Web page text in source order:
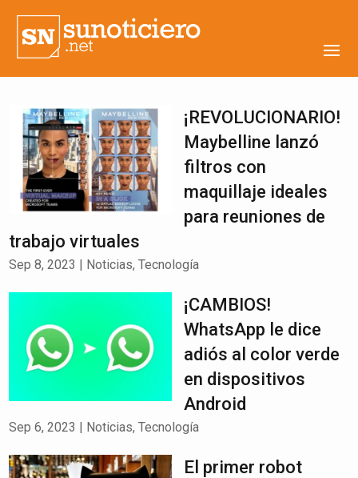
¡REVOLUCIONARIO!
Maybelline lanzó
filtros con
maquillaje ideales
para reuniones de
trabajo virtuales
Sep 8, 2023 | Noticias,Tecnología
¡CAMBIOS!
WhatsApp le dice
adiós al color verde
en dispositivos
Android
Sep 6, 2023 | Noticias,Tecnología
El primer robot